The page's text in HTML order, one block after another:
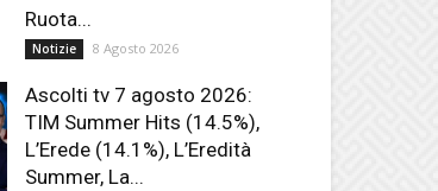
Ruota...
Notizie 8 Agosto 2026
Ascolti tv 7 agosto 2026:
TIM Summer Hits (14.5%),
L’Erede (14.1%), L’Eredità
Summer, La...